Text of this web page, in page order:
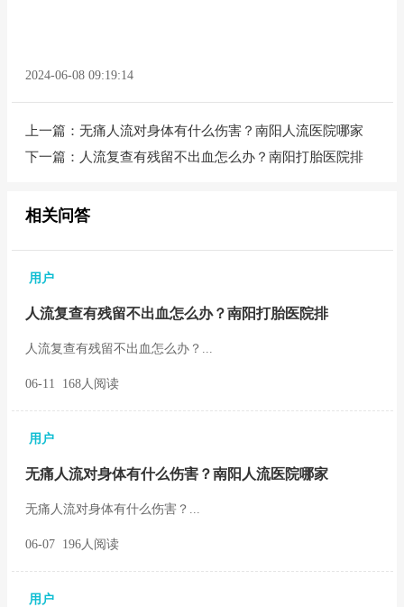
2024-06-08 09:19:14
上一篇： 无痛人流对身体有什么伤害？南阳人流医院哪家
下一篇： 人流复查有残留不出血怎么办？南阳打胎医院排
相关问答
用户
人流复查有残留不出血怎么办？南阳打胎医院排
人流复查有残留不出血怎么办？...
06-11 168人阅读
用户
无痛人流对身体有什么伤害？南阳人流医院哪家
无痛人流对身体有什么伤害？...
06-07 196人阅读
用户